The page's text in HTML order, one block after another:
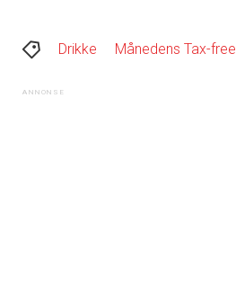
Drikke Månedens Tax-free